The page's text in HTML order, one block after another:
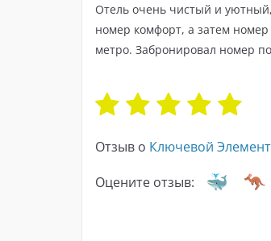
Отель очень чистый и
номер комфорт, а затем
метро. Забронировал номер
Отзыв о Ключевой Элемент
Оцените отзыв: